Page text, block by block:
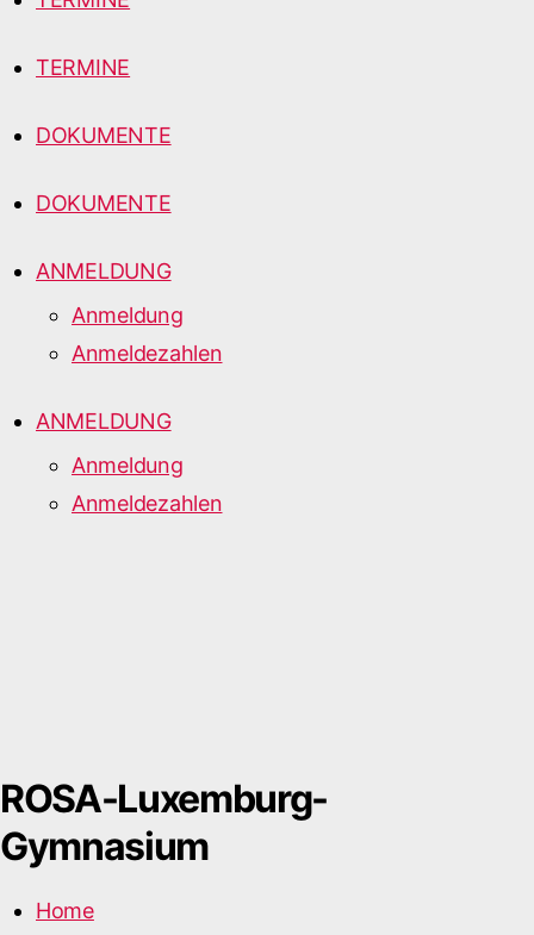
TERMINE
DOKUMENTE
DOKUMENTE
ANMELDUNG
Anmeldung
Anmeldezahlen
ANMELDUNG
Anmeldung
Anmeldezahlen
ROSA-Luxemburg-
Gymnasium
Home